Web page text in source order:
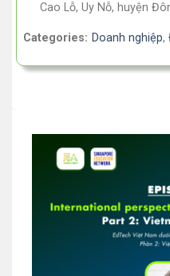
Cao Lỗ, Uy Nỗ, huyện
Categories: Doanh nghiệp,